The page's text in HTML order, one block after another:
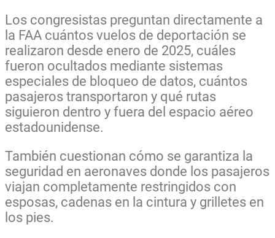
Los congresistas preguntan directamente a
la FAA cuántos vuelos de deportación se
realizaron desde enero de 2025, cuáles
fueron ocultados mediante sistemas
especiales de bloqueo de datos, cuántos
pasajeros transportaron y qué rutas
siguieron dentro y fuera del espacio aéreo
estadounidense.
También cuestionan cómo se garantiza la
seguridad en aeronaves donde los pasajeros
viajan completamente restringidos con
esposas, cadenas en la cintura y grilletes en
los pies.